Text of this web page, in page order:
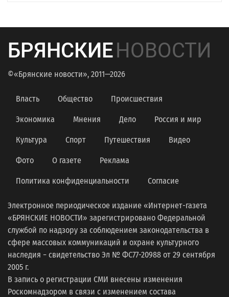
БРЯНСКИЕНОВОСТИ
©«Брянские новости», 2011—2026
Власть Общество Происшествия
Экономика Мнения Дело Россия и мир
Культура Спорт Путешествия Видео
Фото О газете Реклама
Политика конфиденциальности Согласие
Электронное периодическое издание «Интернет-газета
«БРЯНСКИЕ НОВОСТИ» зарегистрировано Федеральной
службой по надзору за соблюдением законодательства в
сфере массовых коммуникаций и охране культурного
наследия − свидетельство Эл № ФС77-20988 от 29 сентября
2005 г.
В запись о регистрации СМИ внесены изменения
Роскомнадзором в связи с изменением состава